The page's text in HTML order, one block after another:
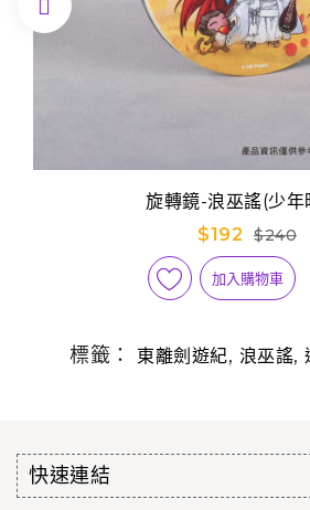
旋轉鏡-浪巫謠(少年
$192
$240
加入購物車

標籤： 東離劍遊紀, 浪巫謠,
快速連結